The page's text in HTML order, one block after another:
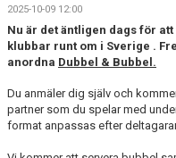
2025-10-09 12:00
Nu är det äntligen dags för
klubbar runt om i Sverige .
anordna Dubbel & Bubbel.
Du anmäler dig själv och
partner som du spelar med
format anpassas efter